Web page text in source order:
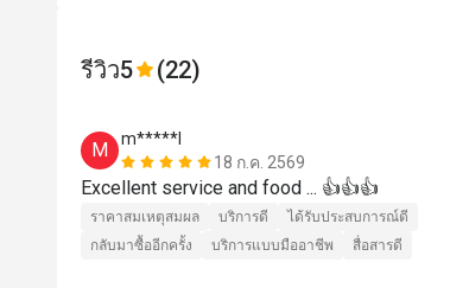
รีวิว5 (22)
M
m*****l
18 ก.ค. 2569
Excellent service and food ... 👍👍👍
ราคาสมเหตุสมผล บริการดี
ได้รับประสบการณ์ดี
กลับมาซื้ออีกครั้ง
บริการแบบมืออาชีพ สื่อสารดี